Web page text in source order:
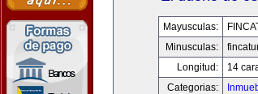
Mayusculas:
Minusculas:
Longitud:
14
Categorias: